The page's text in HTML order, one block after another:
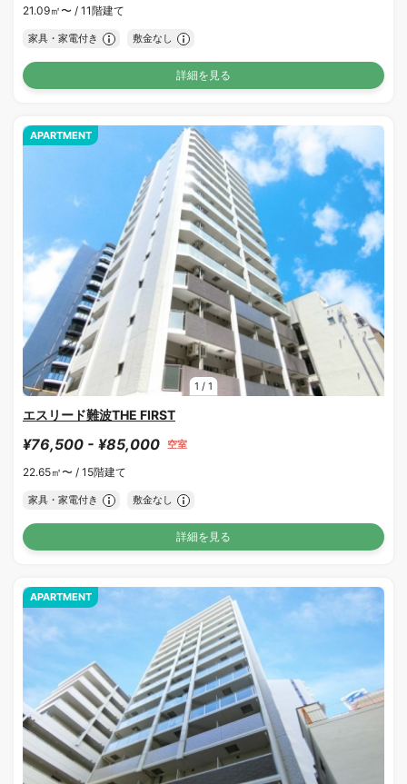
21.09㎡〜 / 11階建て
家具・家電付き 敷金なし
詳細を見る
1 / 1
APARTMENT
エスリード難波THE FIRST
¥76,500 - ¥85,000 空室
22.65㎡〜 / 15階建て
家具・家電付き 敷金なし
詳細を見る
APARTMENT